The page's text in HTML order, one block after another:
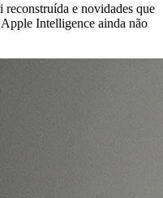
e novidades que
Intelligence ainda não